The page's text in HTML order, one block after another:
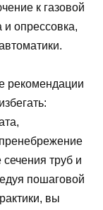
к газовой
и опрессовка,
рекомендации
труб и
пошаговой
вы